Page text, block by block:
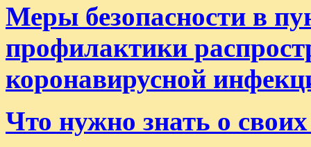
Меры безопасности в
профилактики
коронавирусной
Что нужно знать о